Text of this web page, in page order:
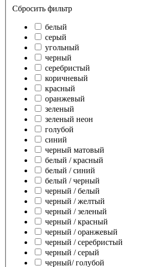
Сбросить фильтр
белый
серый
угольный
черный
серебристый
коричневый
красный
оранжевый
зеленый
зеленый неон
голубой
синий
черный матовый
белый / красный
белый / синий
белый / черный
черный / белый
черный / желтый
черный / зеленый
черный / красный
черный / оранжевый
черный / серебристый
черный / серый
черный/ голубой